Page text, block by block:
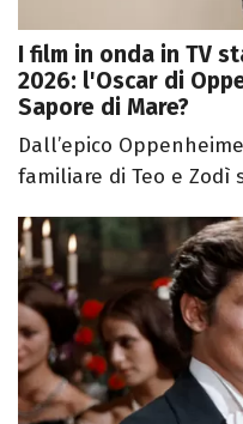
I film in onda in TV
2026: l'Oscar di
Sapore di Mare?
Dall’epico
familiare di Teo e Zodì